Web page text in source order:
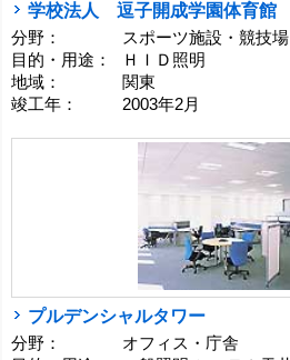
学校法人 逗子開成学園体育館
分野：
スポーツ施設・競技場
目的・用途：
ＨＩＤ照明
地域：
関東
竣工年：
2003年2月
プルデンシャルタワー
分野：
オフィス・庁舎